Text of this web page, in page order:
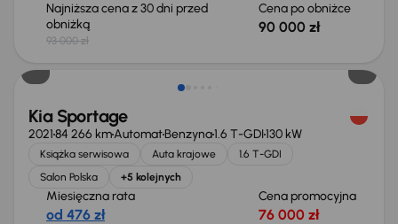
Najniższa cena z 30 dni przed
obniżką
93 000 zł
Cena po obniżce
90 000 zł
Kia Sportage
202184 266 kmAutomatBenzyna1.6 T-GDI130 kW
Książka serwisowa Auta krajowe
1.6 T-GDI
Salon Polska
+5 kolejnych
Miesięczna rata
od 476 zł
Cena promocyjna
76 000 zł